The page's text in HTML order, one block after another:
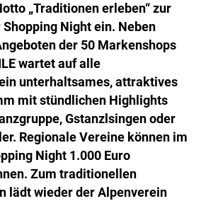
„Traditionen erleben“ zur
Night ein. Neben
der 50 Markenshops
wartet auf alle
unterhaltsames, attraktives
mit stündlichen Highlights
Gstanzlsingen oder
Regionale Vereine können im
Night 1.000 Euro
Zum traditionellen
lädt wieder der Alpenverein